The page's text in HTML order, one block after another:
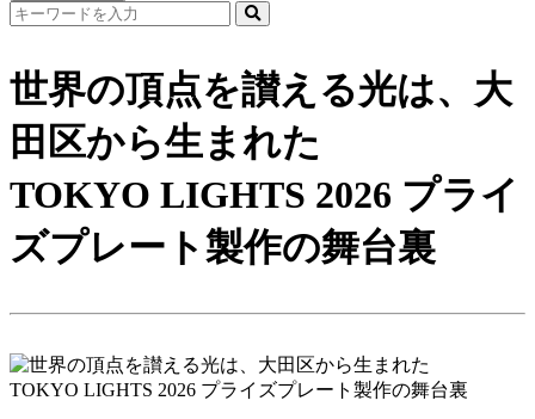
サ
内
検
索
世界の頂点を讃える光は、大
田区から生まれた
TOKYO LIGHTS 2026 プライ
ズプレート製作の舞台裏